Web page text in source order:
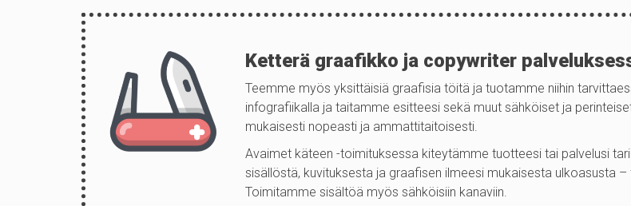
Ketterä graafikko ja copywriter
Teemme myös yksittäisiä graafisia töitä ja tuotamme niihin
infografiikalla ja taitamme esitteesi sekä muut sähköiset ja
mukaisesti nopeasti ja ammattitaitoisesti.
Avaimet käteen -toimituksessa kiteytämme tuotteesi tai palvelusi
sisällöstä, kuvituksesta ja graafisen ilmeesi mukaisesta ulkoasusta
Toimitamme sisältöä myös sähköisiin kanaviin.